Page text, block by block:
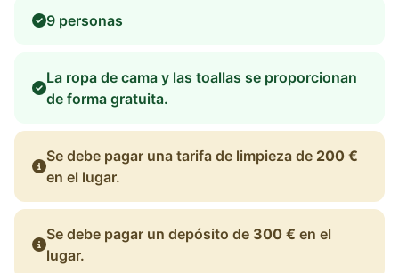
9 personas
La ropa de cama y las toallas se proporcionan
de forma gratuita.
Se debe pagar una tarifa de limpieza de 200 €
en el lugar.
Se debe pagar un depósito de 300 € en el
lugar.